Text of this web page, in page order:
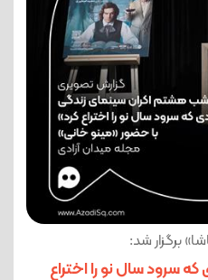
برگزار شد:
سرود سال نو را اختراع